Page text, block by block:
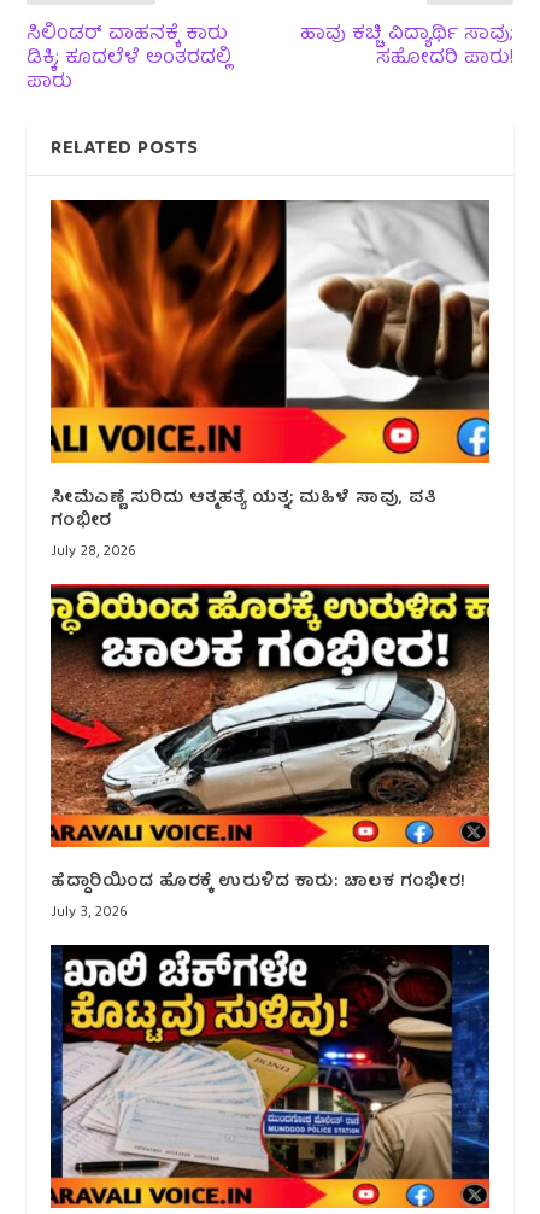
ಸಿಲಿಂಡರ್ ವಾಹನಕ್ಕೆ ಕಾರು
ಡಿಕ್ಕಿ; ಕೂದಲೆಳೆ ಅಂತರದಲ್ಲಿ
ಪಾರು
ಹಾವು ಕಚ್ಚಿ ವಿದ್ಯಾರ್ಥಿ ಸಾವು;
ಸಹೋದರಿ ಪಾರು!
RELATED POSTS
ಸೀಮೆಎಣ್ಣೆ ಸುರಿದು ಆತ್ಮಹತ್ಯೆ ಯತ್ನ; ಮಹಿಳೆ ಸಾವು, ಪತಿ
ಗಂಭೀರ
July 28, 2026
ಹೆದ್ದಾರಿಯಿಂದ ಹೊರಕ್ಕೆ ಉರುಳಿದ ಕಾರು: ಚಾಲಕ ಗಂಭೀರ!
July 3, 2026